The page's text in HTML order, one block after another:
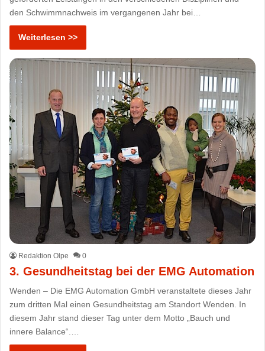
den Schwimmnachweis im vergangenen Jahr bei…
Weiterlesen >>
Redaktion Olpe 0
3. Gesundheitstag bei der EMG Automation
Wenden – Die EMG Automation GmbH veranstaltete dieses Jahr
zum dritten Mal einen Gesundheitstag am Standort Wenden. In
diesem Jahr stand dieser Tag unter dem Motto „Bauch und
innere Balance“.…